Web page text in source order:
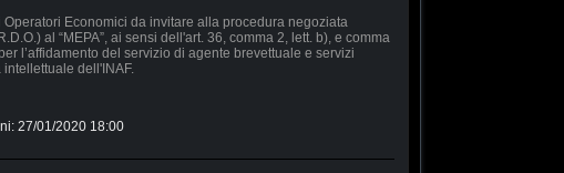
Economici da invitare alla procedura negoziata
al “MEPA”, ai sensi dell'art. 36, comma 2, lett. b), e comma
l’affidamento del servizio di agente brevettuale e servizi
dell'INAF.
27/01/2020 18:00